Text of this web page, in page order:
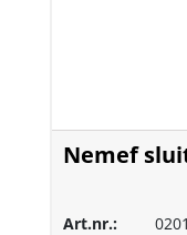
Nemef
Art.nr.: